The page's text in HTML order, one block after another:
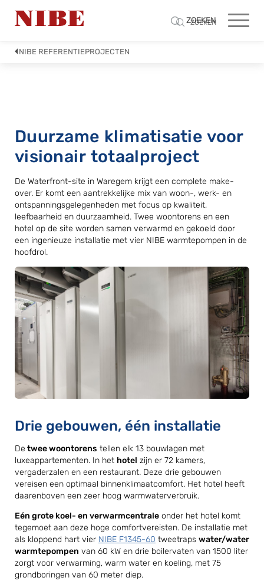
ZOEKEN
ZOEKEN
NIBE REFERENTIEPROJECTEN
Duurzame klimatisatie voor
visionair totaalproject
De Waterfront-site in Waregem krijgt een complete make-
over. Er komt een aantrekkelijke mix van woon-, werk- en
ontspanningsgelegenheden met focus op kwaliteit,
leefbaarheid en duurzaamheid. Twee woontorens en een
hotel op de site worden samen verwarmd en gekoeld door
een ingenieuze installatie met vier NIBE warmtepompen in de
hoofdrol.
Drie gebouwen, één installatie
De twee woontorens tellen elk 13 bouwlagen met
luxeappartementen. In het hotel zijn er 72 kamers,
vergaderzalen en een restaurant. Deze drie gebouwen
vereisen een optimaal binnenklimaatcomfort. Het hotel heeft
daarenboven een zeer hoog warmwaterverbruik.
Eén grote koel- en verwarmcentrale onder het hotel komt
tegemoet aan deze hoge comfortvereisten. De installatie met
als kloppend hart vier NIBE F1345-60 tweetraps water/water
warmtepompen van 60 kW en drie boilervaten van 1500 liter
zorgt voor verwarming, warm water en koeling, met 75
grondboringen van 60 meter diep.